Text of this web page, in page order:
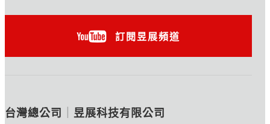
訂閱昱展頻道
台灣總公司 昱展科技有限公司